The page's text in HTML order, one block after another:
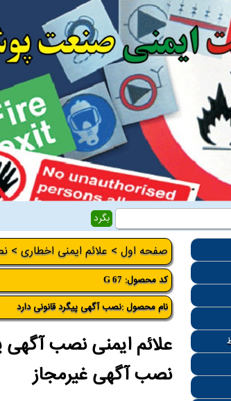
صفحه اول> علائم ایمنی اخطاری>
کد محصول: G 67
نام محصول :نصب آگهی پیگرد قانونی دارد
علائم ایمنی نصب آگهی
نصب آگهی غیرمجاز